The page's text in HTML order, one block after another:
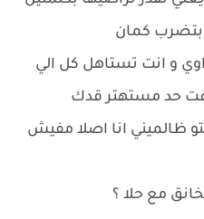
بتضرب كمان
و انت تستاهل كل الي
حد مستهتر قدك
ظالميني انا اصلا مفيش
مع حلا ؟